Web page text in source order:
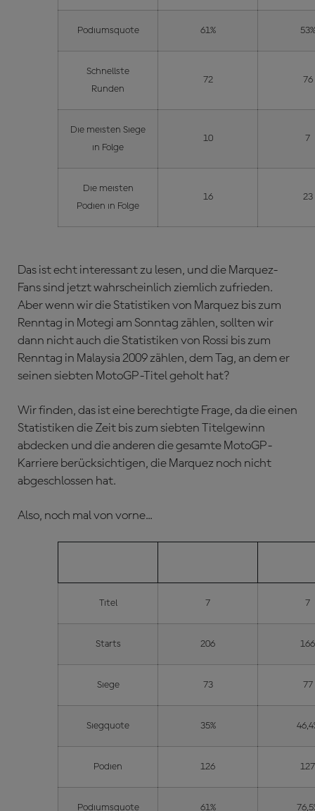
Podiumsquote 61% 53%
Schnellste
Runden
72 76
Die meisten Siege
in Folge
10 7
Die meisten
Podien in Folge
16 23
Das ist echt interessant zu lesen, und die Marquez-
Fans sind jetzt wahrscheinlich ziemlich zufrieden.
Aber wenn wir die Statistiken von Marquez bis zum
Renntag in Motegi am Sonntag zählen, sollten wir
dann nicht auch die Statistiken von Rossi bis zum
Renntag in Malaysia 2009 zählen, dem Tag, an dem er
seinen siebten MotoGP-Titel geholt hat?
Wir finden, das ist eine berechtigte Frage, da die einen
Statistiken die Zeit bis zum siebten Titelgewinn
abdecken und die anderen die gesamte MotoGP-
Karriere berücksichtigen, die Marquez noch nicht
abgeschlossen hat.
Also, noch mal von vorne...
Titel 7 7
Starts 206 166
Siege 73 77
Siegquote 35%
Podien 126 127
Podiumsquote 61%